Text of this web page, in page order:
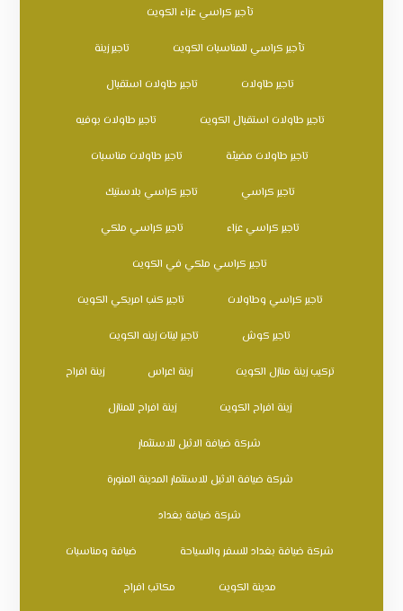
تأجير كراسي عزاء الكويت
تأجير كراسي للمناسبات الكويت تاجير زينة
تاجير طاولات تاجير طاولات استقبال
تاجير طاولات استقبال الكويت تاجير طاولات بوفيه
تاجير طاولات مضيئة تاجير طاولات مناسبات
تاجير كراسي تاجير كراسي بلاستيك
تاجير كراسي عزاء تاجير كراسي ملكي
تاجير كراسي ملكي في الكويت
تاجير كراسي وطاولات تاجير كنب امريكي الكويت
تاجير كوش تاجير ليتات زينه الكويت
تركيب زينة منازل الكويت زينة اعراس زينة افراح
زينة افراح الكويت زينة افراح للمنازل
شركة ضيافة الاثيل للاستثمار
شركة ضيافة الاثيل للاستثمار المدينة المنورة
شركة ضيافة بغداد
شركة ضيافة بغداد للسفر والسياحة ضيافة ومناسبات
مدينة الكويت مكاتب افراح